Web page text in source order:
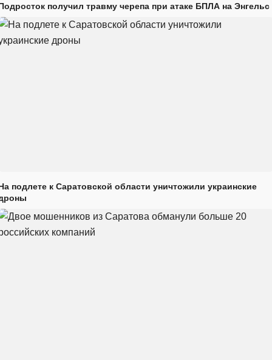
получил травму черепа при атаке БПЛА на Энгельс
подлете к Саратовской области уничтожили украинские